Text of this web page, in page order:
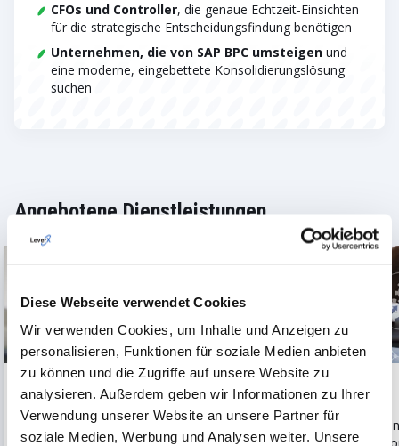
Diese Webseite verwendet Cookies
Wir verwenden Cookies, um Inhalte und Anzeigen zu
personalisieren, Funktionen für soziale Medien anbieten
zu können und die Zugriffe auf unsere Website zu
analysieren. Außerdem geben wir Informationen zu Ihrer
Verwendung unserer Website an unsere Partner für
soziale Medien, Werbung und Analysen weiter. Unsere
CFOs und Controller, die genaue Echtzeit-Einsichten
für die strategische Entscheidungsfindung benötigen
Unternehmen, die von SAP BPC umsteigen und
eine moderne, eingebettete Konsolidierungslösung
suchen
Angebotene Dienstleistungen
Strategische Beratung
Unser SAP-Beratungsservice
SAP-Einführung
Die